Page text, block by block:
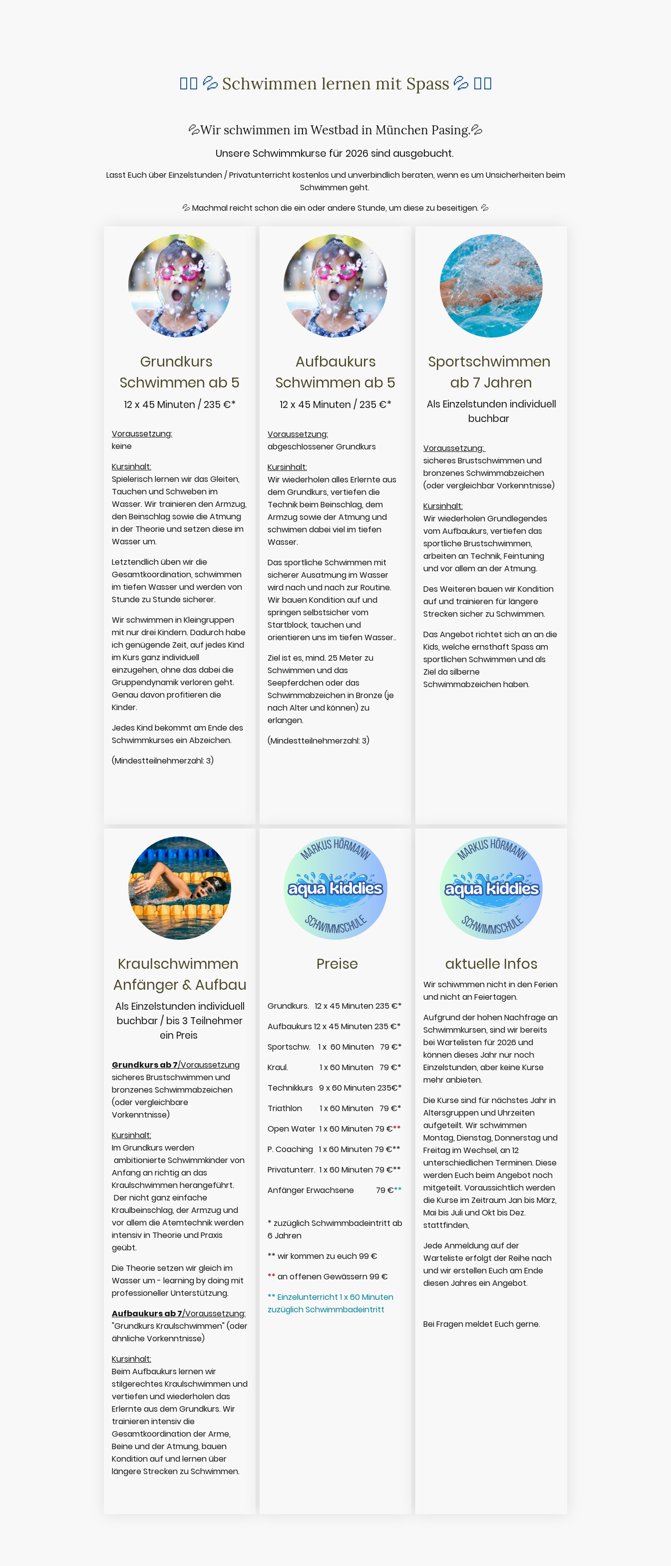
🧜‍♀️ 💦 Schwimmen lernen mit Spass 💦 🧜‍♀️
💦Wir schwimmen im Westbad in München Pasing.💦
Unsere Schwimmkurse für 2026 sind ausgebucht.
Lasst Euch über Einzelstunden / Privatunterricht kostenlos und unverbindlich beraten, wenn es um Unsicherheiten beim
Schwimmen geht.
💦 Machmal reicht schon die ein oder andere Stunde, um diese zu beseitigen. 💦
Grundkurs
Schwimmen ab 5
12 x 45 Minuten / 235 €*
Voraussetzung:
keine
Kursinhalt:
Spielerisch lernen wir das Gleiten,
Tauchen und Schweben im
Wasser. Wir trainieren den Armzug,
den Beinschlag sowie die Atmung
in der Theorie und setzen diese im
Wasser um.
Letztendlich üben wir die
Gesamtkoordination, schwimmen
im tiefen Wasser und werden von
Stunde zu Stunde sicherer.
Wir schwimmen in Kleingruppen
mit nur drei Kindern. Dadurch habe
ich genügende Zeit, auf jedes Kind
im Kurs ganz individuell
einzugehen, ohne das dabei die
Gruppendynamik verloren geht.
Genau davon profitieren die
Kinder.
Jedes Kind bekommt am Ende des
Schwimmkurses ein Abzeichen.
(Mindestteilnehmerzahl: 3)
Aufbaukurs
Schwimmen ab 5
12 x 45 Minuten / 235 €*
Voraussetzung:
abgeschlossener Grundkurs
Kursinhalt:
Wir wiederholen alles Erlernte aus
dem Grundkurs, vertiefen die
Technik beim Beinschlag, dem
Armzug sowie der Atmung und
schwimen dabei viel im tiefen
Wasser.
Das sportliche Schwimmen mit
sicherer Ausatmung im Wasser
wird nach und nach zur Routine.
Wir bauen Kondition auf und
springen selbstsicher vom
Startblock, tauchen und
orientieren uns im tiefen Wasser..
Ziel ist es, mind. 25 Meter zu
Schwimmen und das
Seepferdchen oder das
Schwimmabzeichen in Bronze (je
nach Alter und können) zu
erlangen.
(Mindestteilnehmerzahl: 3)
Sportschwimmen
ab 7 Jahren
Als Einzelstunden individuell
buchbar
Voraussetzung:
sicheres Brustschwimmen und
bronzenes Schwimmabzeichen
(oder vergleichbar Vorkenntnisse)
Kursinhalt:
Wir wiederholen Grundlegendes
vom Aufbaukurs, vertiefen das
sportliche Brustschwimmen,
arbeiten an Technik, Feintuning
und vor allem an der Atmung.
Des Weiteren bauen wir Kondition
auf und trainieren für längere
Strecken sicher zu Schwimmen.
Das Angebot richtet sich an an die
Kids, welche ernsthaft Spass am
sportlichen Schwimmen und als
Ziel da silberne
Schwimmabzeichen haben.
Kraulschwimmen
Anfänger & Aufbau
Als Einzelstunden individuell
buchbar / bis 3 Teilnehmer
ein Preis
Grundkurs ab 7/Voraussetzung
sicheres Brustschwimmen und
bronzenes Schwimmabzeichen
(oder vergleichbare
Vorkenntnisse)
Kursinhalt:
Im Grundkurs werden
ambitionierte Schwimmkinder von
Anfang an richtig an das
Kraulschwimmen herangeführt.
Der nicht ganz einfache
Kraulbeinschlag, der Armzug und
vor allem die Atemtechnik werden
intensiv in Theorie und Praxis
geübt.
Die Theorie setzen wir gleich im
Wasser um - learning by doing mit
professioneller Unterstützung.
Aufbaukurs ab 7/Voraussetzung:
"Grundkurs Kraulschwimmen" (oder
ähnliche Vorkenntnisse)
Kursinhalt:
Beim Aufbaukurs lernen wir
stilgerechtes Kraulschwimmen und
vertiefen und wiederholen das
Erlernte aus dem Grundkurs. Wir
trainieren intensiv die
Gesamtkoordination der Arme,
Beine und der Atmung, bauen
Kondition auf und lernen über
längere Strecken zu Schwimmen.
Preise
Grundkurs. 12 x 45 Minuten 235 €*
Aufbaukurs 12 x 45 Minuten 235 €*
Sportschw. 1 x 60 Minuten 79 €*
Kraul. 1 x 60 Minuten 79 €*
Technikkurs 9 x 60 Minuten 235€*
Triathlon 1 x 60 Minuten 79 €*
Open Water 1 x 60 Minuten 79 €**
P. Coaching 1 x 60 Minuten 79 €**
Privatunterr. 1 x 60 Minuten 79 €**
Anfänger Erwachsene 79 €**
* zuzüglich Schwimmbadeintritt ab
6 Jahren
** wir kommen zu euch 99 €
** an offenen Gewässern 99 €
** Einzelunterricht 1 x 60 Minuten
zuzüglich Schwimmbadeintritt
aktuelle Infos
Wir schiwmmen nicht in den Ferien
und nicht an Feiertagen.
Aufgrund der hohen Nachfrage an
Schwimmkursen, sind wir bereits
bei Wartelisten für 2026 und
können dieses Jahr nur noch
Einzelstunden, aber keine Kurse
mehr anbieten.
Die Kurse sind für nächstes Jahr in
Altersgruppen und Uhrzeiten
aufgeteilt. Wir schwimmen
Montag, Dienstag, Donnerstag und
Freitag im Wechsel, an 12
unterschiedlichen Terminen. Diese
werden Euch beim Angebot noch
mitgeteilt. Voraussichtlich werden
die Kurse im Zeitraum Jan bis März,
Mai bis Juli und Okt bis Dez.
stattfinden,
Jede Anmeldung auf der
Warteliste erfolgt der Reihe nach
und wir erstellen Euch am Ende
diesen Jahres ein Angebot.
Bei Fragen meldet Euch gerne.